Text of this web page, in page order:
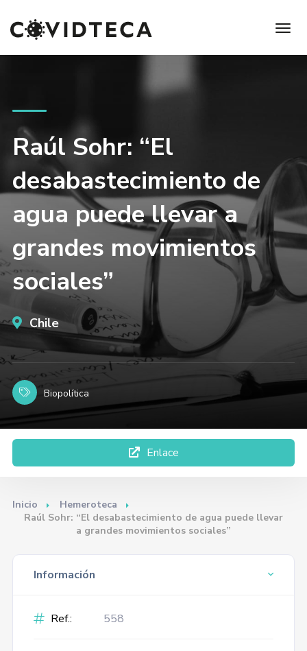
Raúl Sohr: “El
desabastecimiento de
agua puede llevar a
grandes movimientos
sociales”
Chile
Biopolítica
Enlace
Inicio
Hemeroteca
Raúl Sohr: “El desabastecimiento de agua puede llevar
a grandes movimientos sociales”
Información
Ref.: 558